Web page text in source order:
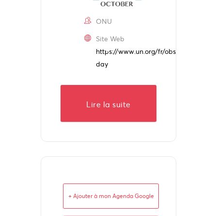
ONU
Site Web
https://www.un.org/fr/observances/
day
Lire la suite
+ Ajouter à mon Agenda Google